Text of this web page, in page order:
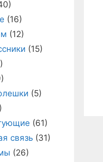
(16)
(12)
(15)
(5)
(61)
связь(31)
(26)